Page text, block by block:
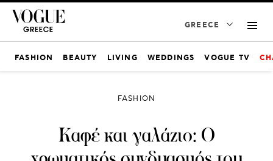
GREECE
FASHION BEAUTY LIVING WEDDINGS VOGUE TV
FASHION
Καφέ και γαλάζιο: Ο